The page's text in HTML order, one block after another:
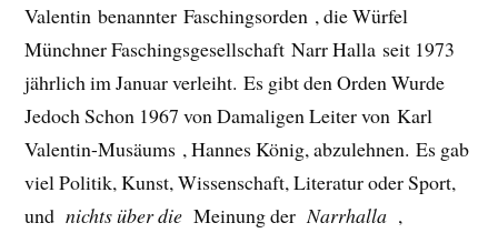
Valentin benannter Faschingsorden , die Würfel
Münchner Faschingsgesellschaft Narr Halla seit 1973
jährlich im Januar verleiht. Es gibt den Orden Wurde
Jedoch Schon 1967 von Damaligen Leiter von Karl
Valentin-Musäums , Hannes König, abzulehnen. Es gab
viel Politik, Kunst, Wissenschaft, Literatur oder Sport,
undnichts über die Meinung der Narrhalla ,